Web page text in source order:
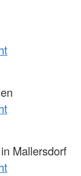
Mallersdorf